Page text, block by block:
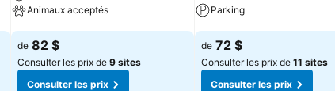
Animaux acceptés
Consulter les prix
de 82 $
Consulter les prix de 9 sites
Consulter les prix
Parking
Consulter les prix
de 72 $
Consulter les prix de 11 sites
Consulter les prix